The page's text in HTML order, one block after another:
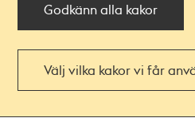
Godkänn alla kakor
Välj vilka kakor vi får